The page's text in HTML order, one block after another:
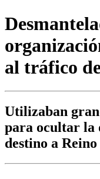
al tráfico
Utilizaban
para ocultar la
destino a